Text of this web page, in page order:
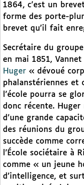
1864, c’est un
forme des porte-
brevet qu’il fait
Secrétaire du
en mai 1851,
Huger « dévoué
phalanstériennes et
l’école pourra se
donc récente.
d’une grande
des réunions du
succède comme
l’École sociétaire à
comme « un jeune
d’intelligence, et